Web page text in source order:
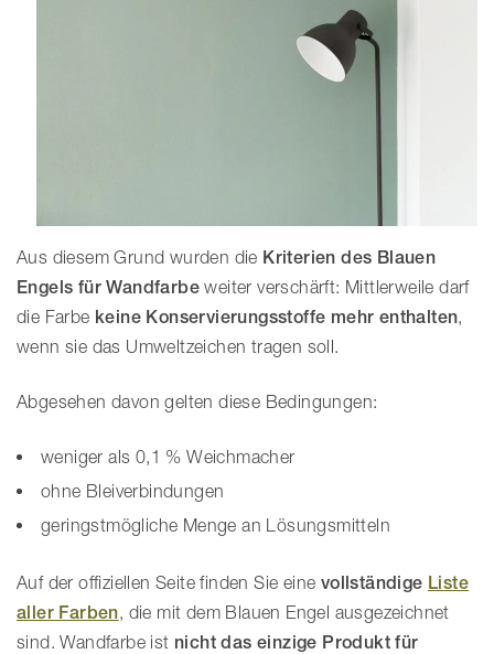
Aus diesem Grund wurden die Kriterien des Blauen
Engels für Wandfarbe weiter verschärft: Mittlerweile darf
die Farbe keine Konservierungsstoffe mehr enthalten,
wenn sie das Umweltzeichen tragen soll.
Abgesehen davon gelten diese Bedingungen:
weniger als 0,1 % Weichmacher
ohne Bleiverbindungen
geringstmögliche Menge an Lösungsmitteln
Auf der offiziellen Seite finden Sie eine vollständige Liste
aller Farben, die mit dem Blauen Engel ausgezeichnet
sind. Wandfarbe ist nicht das einzige Produkt für